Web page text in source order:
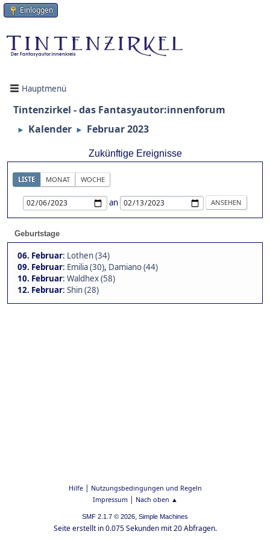
Einloggen
Hauptmenü
Tintenzirkel - das Fantasyautor:innenforum
► Kalender ► Februar 2023
Zukünftige Ereignisse
LISTE MONAT WOCHE
an
Geburtstage
06. Februar: Lothen (34)
09. Februar: Emilia (30), Damiano (44)
10. Februar: Waldhex (58)
12. Februar: Shin (28)
Hilfe| Nutzungsbedingungen und Regeln
Impressum| Nach oben ▲
SMF 2.1.7 © 2026, Simple Machines
Seite erstellt in 0.075 Sekunden mit 20 Abfragen.